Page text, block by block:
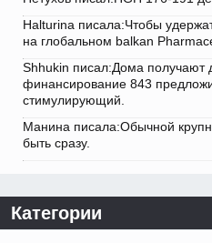
Halturina писала:Чтобы
на глобальном balkan
Shhukin писал:Дома получают
финансирование 843
стимулирующий.
Манина писала:Обычной
быть сразу.
Категории